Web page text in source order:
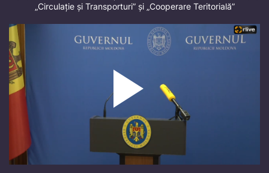
„Circulație și Transporturi” și „Cooperare Teritorială”